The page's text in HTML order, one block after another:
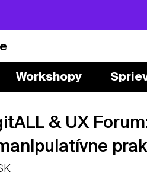
Workshopy
& UX